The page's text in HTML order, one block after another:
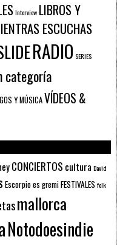
Interview LIBROS Y
ESCUCHAS
RADIO SERIES
categoría
Y MÚSICAVÍDEOS &
CONCIERTOS cultura David
Escorpioes gremiFESTIVALES folk
mallorca
Notodoesindie